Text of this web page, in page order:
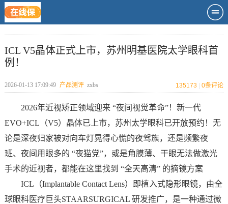
ICL V5晶体正式上市，苏州明基医院太学眼科首
例！
2026-01-13 17:09:49 产品测评 zxbs 135173 0条评论
2026年近视矫正领域迎来 “夜间视觉革命”！新一代
EVO+ICL（V5）晶体已上市，苏州太学眼科已开放预约！无
论是深夜归家被对向车灯晃得心慌的夜驾族，还是频繁夜
班、夜间用眼多的 “夜猫党”，或是角膜薄、干眼无法做激光
手术的近视者，都能在这里找到 “全天高清” 的摘镜方案
ICL（Implantable Contact Lens）即植入式隐形眼镜，由全
球眼科医疗巨头STAARSURGICAL 研发推广，是一种通过微